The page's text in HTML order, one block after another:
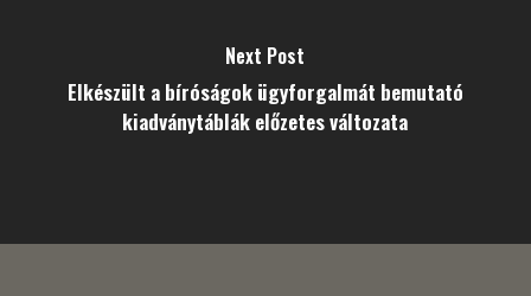
Next Post
Elkészült a bíróságok ügyforgalmát bemutató
kiadványtáblák előzetes változata